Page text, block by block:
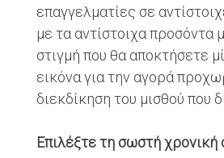
επαγγελματίες σε
με τα αντίστοιχα προσόντα
στιγμή που θα αποκτήσετε
εικόνα για την αγορά
διεκδίκηση του μισθού που
Επιλέξτε τη σωστή χρονική